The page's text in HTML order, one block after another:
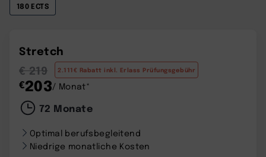
180 ECTS
Stretch
€ 219
2.111€ Rabatt inkl. Erlass Prüfungsgebühr
€203/ Monat*
72 Monate
Optimal berufsbegleitend
Niedrige monatliche Kosten